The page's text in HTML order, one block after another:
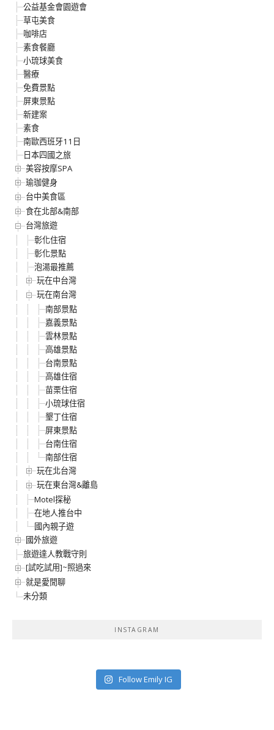
公益基金會園遊會
草屯美食
咖啡店
素食餐廳
小琉球美食
醫療
免費景點
屏東景點
新建案
素食
南歐西班牙11日
日本四國之旅
美容按摩SPA
瑜珈健身
台中美食區
食在北部&南部
台灣旅遊
彰化住宿
彰化景點
泡湯最推薦
玩在中台灣
玩在南台灣
南部景點
嘉義景點
雲林景點
高雄景點
台南景點
高雄住宿
苗栗住宿
小琉球住宿
墾丁住宿
屏東景點
台南住宿
南部住宿
玩在北台灣
玩在東台灣&離島
Motel探秘
在地人推台中
國內親子遊
國外旅遊
旅遊達人教戰守則
[試吃試用]~照過來
就是愛閒聊
未分類
INSTAGRAM
Follow Emily IG